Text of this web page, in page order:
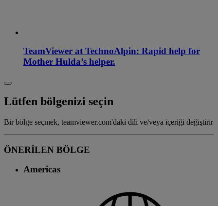
TeamViewer at TechnoAlpin: Rapid help for
Mother Hulda’s helper.
Lütfen bölgenizi seçin
Bir bölge seçmek, teamviewer.com'daki dili ve/veya içeriği değiştirir
ÖNERİLEN BÖLGE
Americas